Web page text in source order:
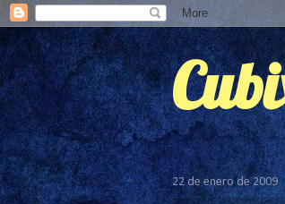
22 de enero de 2009